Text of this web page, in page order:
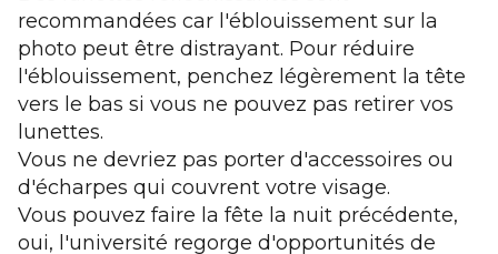
recommandées car l'éblouissement sur la
photo peut être distrayant. Pour réduire
l'éblouissement, penchez légèrement la tête
vers le bas si vous ne pouvez pas retirer vos
lunettes.
Vous ne devriez pas porter d'accessoires ou
d'écharpes qui couvrent votre visage.
Vous pouvez faire la fête la nuit précédente,
oui, l'université regorge d'opportunités de